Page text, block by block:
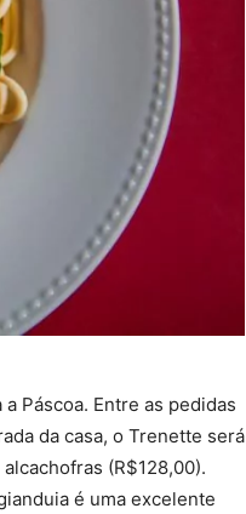
Páscoa. Entre as pedidas
da casa, o Trenette será
(R$128,00).
é uma excelente